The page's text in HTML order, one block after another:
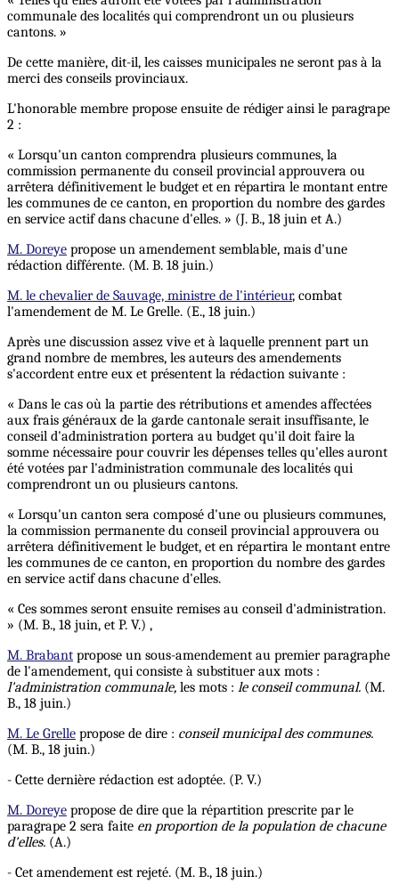
communale des localités qui comprendront un ou plusieurs
cantons. »
De cette manière, dit-il, les caisses municipales ne seront pas à la
merci des conseils provinciaux.
L'honorable membre propose ensuite de rédiger ainsi le paragrape
2 :
« Lorsqu'un canton comprendra plusieurs communes, la
commission permanente du conseil provincial approuvera ou
arrêtera définitivement le budget et en répartira le montant entre
les communes de ce canton, en proportion du nombre des gardes
en service actif dans chacune d'elles. » (J. B., 18 juin et A.)
M. Doreye propose un amendement semblable, mais d'une
rédaction différente. (M. B. 18 juin.)
M. le chevalier de Sauvage, ministre de l'intérieur, combat
l'amendement de M. Le Grelle. (E., 18 juin.)
Après une discussion assez vive et à laquelle prennent part un
grand nombre de membres, les auteurs des amendements
s'accordent entre eux et présentent la rédaction suivante :
« Dans le cas où la partie des rétributions et amendes affectées
aux frais généraux de la garde cantonale serait insuffisante, le
conseil d'administration portera au budget qu'il doit faire la
somme nécessaire pour couvrir les dépenses telles qu'elles auront
été votées par l'administration communale des localités qui
comprendront un ou plusieurs cantons.
« Lorsqu'un canton sera composé d'une ou plusieurs communes,
la commission permanente du conseil provincial approuvera ou
arrêtera définitivement le budget, et en répartira le montant entre
les communes de ce canton, en proportion du nombre des gardes
en service actif dans chacune d'elles.
« Ces sommes seront ensuite remises au conseil d'administration.
» (M. B., 18 juin, et P. V.) ,
M. Brabant propose un sous-amendement au premier paragraphe
de l'amendement, qui consiste à substituer aux mots :
l'administration communale, les mots : le conseil communal. (M.
B., 18 juin.)
M. Le Grelle propose de dire : conseil municipal des communes.
(M. B., 18 juin.)
- Cette dernière rédaction est adoptée. (P. V.)
M. Doreye propose de dire que la répartition prescrite par le
paragrape 2 sera faite en proportion de la population de chacune
d'elles. (A.)
- Cet amendement est rejeté. (M. B., 18 juin.)